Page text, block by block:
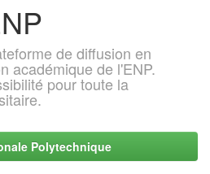
de diffusion en
académique de l'ENP.
pour toute la
Polytechnique